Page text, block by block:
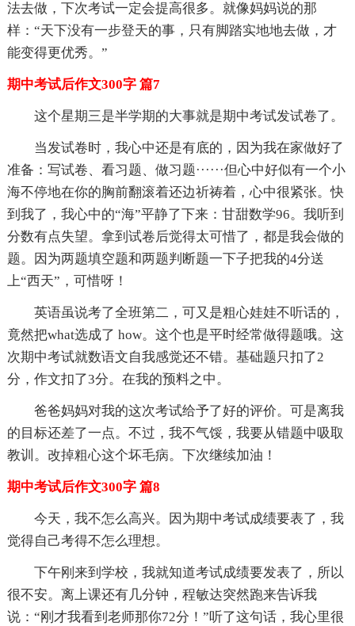
法去做，下次考试一定会提高很多。就像妈妈说的那
样：“天下没有一步登天的事，只有脚踏实地地去做，才
能变得更优秀。”
期中考试后作文300字 篇7
这个星期三是半学期的大事就是期中考试发试卷了。
当发试卷时，我心中还是有底的，因为我在家做好了
准备：写试卷、看习题、做习题······但心中好似有一个小
海不停地在你的胸前翻滚着还边祈祷着，心中很紧张。快
到我了，我心中的“海”平静了下来：甘甜数学96。我听到
分数有点失望。拿到试卷后觉得太可惜了，都是我会做的
题。因为两题填空题和两题判断题一下子把我的4分送
上“西天”，可惜呀！
英语虽说考了全班第二，可又是粗心娃娃不听话的，
竟然把what选成了 how。这个也是平时经常做得题哦。这
次期中考试就数语文自我感觉还不错。基础题只扣了2
分，作文扣了3分。在我的预料之中。
爸爸妈妈对我的这次考试给予了好的评价。可是离我
的目标还差了一点。不过，我不气馁，我要从错题中吸取
教训。改掉粗心这个坏毛病。下次继续加油！
期中考试后作文300字 篇8
今天，我不怎么高兴。因为期中考试成绩要表了，我
觉得自己考得不怎么理想。
下午刚来到学校，我就知道考试成绩要发表了，所以
很不安。离上课还有几分钟，程敏达突然跑来告诉我
说：“刚才我看到老师那你72分！”听了这句话，我心里很